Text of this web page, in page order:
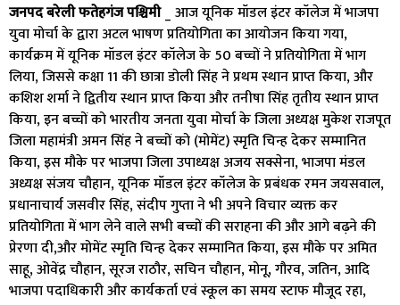
जनपद बरेली फतेहगंज पश्चिमी_ आज यूनिक मॉडल इंटर कॉलेज में भाजपा
युवा मोर्चा के द्वारा अटल भाषण प्रतियोगिता का आयोजन किया गया,
कार्यक्रम में यूनिक मॉडल इंटर कॉलेज के 50 बच्चों ने प्रतियोगिता में भाग
लिया, जिससे कक्षा 11 की छात्रा डोली सिंह ने प्रथम स्थान प्राप्त किया, और
कशिश शर्मा ने द्वितीय स्थान प्राप्त किया और तनीषा सिंह तृतीय स्थान प्राप्त
किया, इन बच्चों को भारतीय जनता युवा मोर्चा के जिला अध्यक्ष मुकेश राजपूत
जिला महामंत्री अमन सिंह ने बच्चों को (मोमेंट) स्मृति चिन्ह देकर सम्मानित
किया, इस मौके पर भाजपा जिला उपाध्यक्ष अजय सक्सेना, भाजपा मंडल
अध्यक्ष संजय चौहान, यूनिक मॉडल इंटर कॉलेज के प्रबंधक रमन जयसवाल,
प्रधानाचार्य जसवीर सिंह, संदीप गुप्ता ने भी अपने विचार व्यक्त कर
प्रतियोगिता में भाग लेने वाले सभी बच्चों की सराहना की और आगे बढ़ने की
प्रेरणा दी,और मोमेंट स्मृति चिन्ह देकर सम्मानित किया, इस मौके पर अमित
साहू, ओवेंद्र चौहान, सूरज राठौर, सचिन चौहान, मोनू, गौरव, जतिन, आदि
भाजपा पदाधिकारी और कार्यकर्ता एवं स्कूल का समय स्टाफ मौजूद रहा,